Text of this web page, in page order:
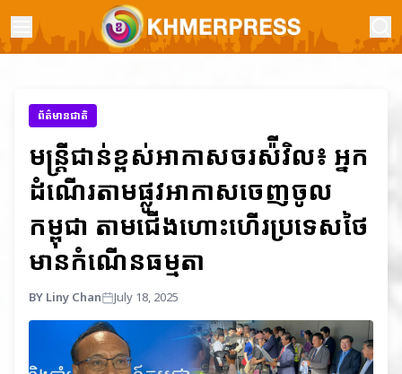
ព័ត៌មានជាតិ
មន្ត្រីជាន់ខ្ពស់អាកាសចរស៉ីវិល៖ អ្នក
ដំណើរតាមផ្លូវអាកាសចេញចូល
កម្ពុជា តាមជើងហោះហើរប្រទេសថៃ
មានកំណើនធម្មតា
BY Liny Chan July 18, 2025